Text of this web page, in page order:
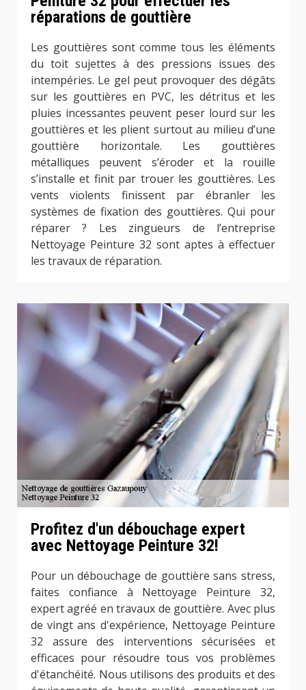
réparations de gouttière
Les gouttières sont comme tous les éléments
du toit sujettes à des pressions issues des
intempéries. Le gel peut provoquer des dégâts
sur les gouttières en PVC, les détritus et les
pluies incessantes peuvent peser lourd sur les
gouttières et les plient surtout au milieu d’une
gouttière horizontale. Les gouttières
métalliques peuvent s’éroder et la rouille
s’installe et finit par trouer les gouttières. Les
vents violents finissent par ébranler les
systèmes de fixation des gouttières. Qui pour
réparer ? Les zingueurs de l’entreprise
Nettoyage Peinture 32 sont aptes à effectuer
les travaux de réparation.
Profitez d'un débouchage expert
avec Nettoyage Peinture 32!
Pour un débouchage de gouttière sans stress,
faites confiance à Nettoyage Peinture 32,
expert agréé en travaux de gouttière. Avec plus
de vingt ans d'expérience, Nettoyage Peinture
32 assure des interventions sécurisées et
efficaces pour résoudre tous vos problèmes
d'étanchéité. Nous utilisons des produits et des